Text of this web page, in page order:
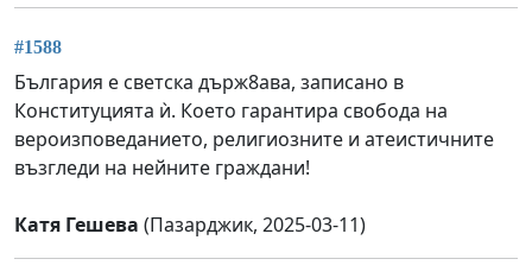
#1588
България е светска държ8ава, записано в
Конституцията ѝ. Което гарантира свобода на
вероизповеданието, религиозните и атеистичните
възгледи на нейните граждани!
Катя Гешева (Пазарджик, 2025-03-11)